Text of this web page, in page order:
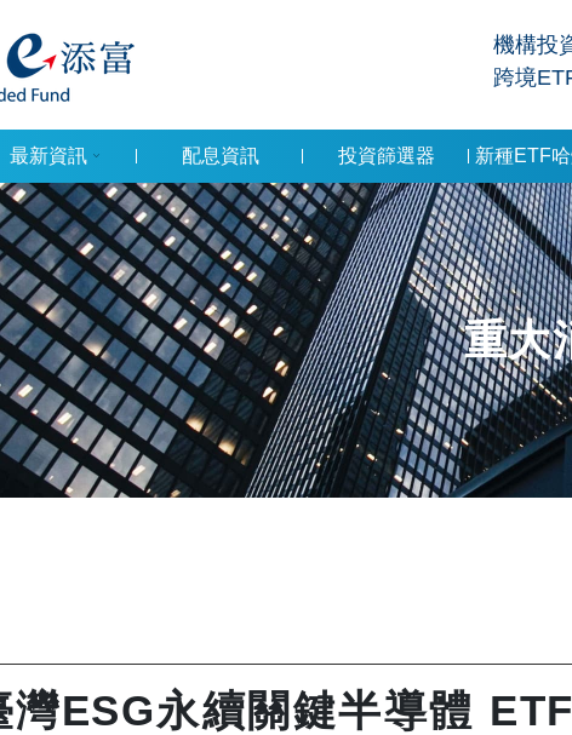
機構投
跨境
最新資訊 配息資訊 投資篩選器 新種ETF
重大
灣ESG永續關鍵半導體